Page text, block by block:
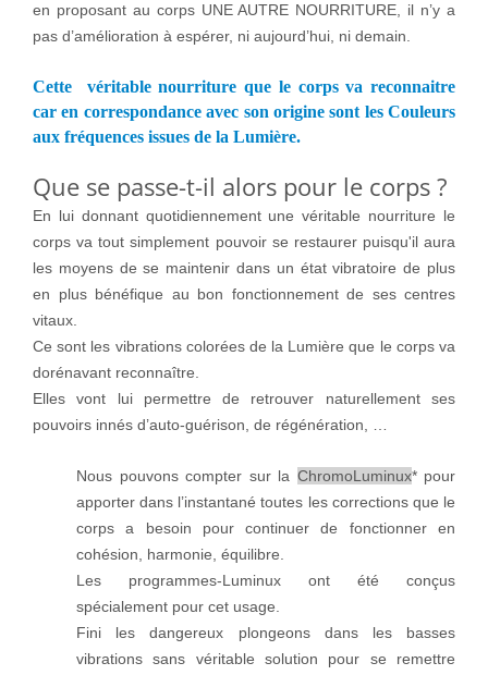
en proposant au corps UNE AUTRE NOURRITURE, il n’y a
pas d’amélioration à espérer, ni aujourd’hui, ni demain.
Cette véritable nourriture que le corps va reconnaitre
car en correspondance avec son origine sont les Couleurs
aux fréquences issues de la Lumière.
Que se passe-t-il alors pour le corps ?
En lui donnant quotidiennement une véritable nourriture le
corps va tout simplement pouvoir se restaurer puisqu'il aura
les moyens de se maintenir dans un état vibratoire de plus
en plus bénéfique au bon fonctionnement de ses centres
vitaux.
Ce sont les vibrations colorées de la Lumière que le corps va
dorénavant reconnaître.
Elles vont lui permettre de retrouver naturellement ses
pouvoirs innés d’auto-guérison, de régénération, …
Nous pouvons compter sur la ChromoLuminux* pour
apporter dans l’instantané toutes les corrections que le
corps a besoin pour continuer de fonctionner en
cohésion, harmonie, équilibre.
Les programmes-Luminux ont été conçus
spécialement pour cet usage.
Fini les dangereux plongeons dans les basses
vibrations sans véritable solution pour se remettre